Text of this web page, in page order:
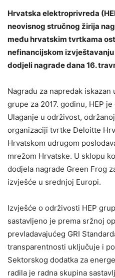
Hrvatska elektroprivreda
neovisnog stručnog žirija
među hrvatskim tvrtkama
nefinancijskom izvještavanju
dodjeli nagrade dana 16.
Nagradu za napredak
grupe za 2017. godinu, HEP
Ulaganje u održivost,
organizaciji tvrtke Deloitte
Hrvatskom udrugom
mrežom Hrvatske. U sklopu
dodjela nagrade Green Frog
izvješće u srednjoj Europi.
​Izvješće o održivosti HEP
sastavljeno​ je prema sržnoj
prevladavajućeg GRI
transparentnosti uključuje i
Sektorskog dodatka za
radila je radna skupina